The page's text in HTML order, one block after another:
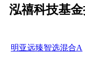
泓禧科技基
明亚远臻智选混合A